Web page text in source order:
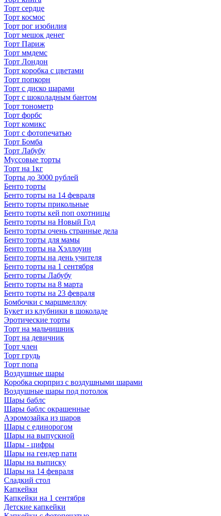
Торт сердце
Торт космос
Торт рог изобилия
Торт мешок денег
Торт Париж
Торт ммдемс
Торт Лондон
Торт коробка с цветами
Торт попкорн
Торт с диско шарами
Торт с шоколадным бантом
Торт тонометр
Торт форбс
Торт комикс
Торт с фотопечатью
Торт Бомба
Торт Лабубу
Муссовые торты
Торт на 1кг
Торты до 3000 рублей
Бенто торты
Бенто торты на 14 февраля
Бенто торты прикольные
Бенто торты кей поп охотницы
Бенто торты на Новый Год
Бенто торты очень странные дела
Бенто торты для мамы
Бенто торты на Хэллоуин
Бенто торты на день учителя
Бенто торты на 1 сентября
Бенто торты Лабубу
Бенто торты на 8 марта
Бенто торты на 23 февраля
Бомбочки с маршмеллоу
Букет из клубники в шоколаде
Эротические торты
Торт на мальчишник
Торт на девичник
Торт член
Торт грудь
Торт попа
Воздушные шары
Коробка сюрприз с воздушными шарами
Воздушные шары под потолок
Шары баблс
Шары баблс окрашенные
Аэромозайка из шаров
Шары с единорогом
Шары на выпускной
Шары - цифры
Шары на гендер пати
Шары на выписку
Шары на 14 февраля
Сладкий стол
Капкейки
Капкейки на 1 сентября
Детские капкейки